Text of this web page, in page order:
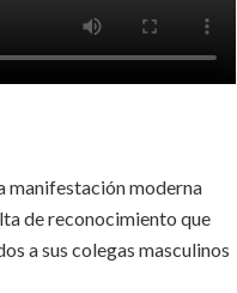
manifestación moderna
de reconocimiento que
a sus colegas masculinos